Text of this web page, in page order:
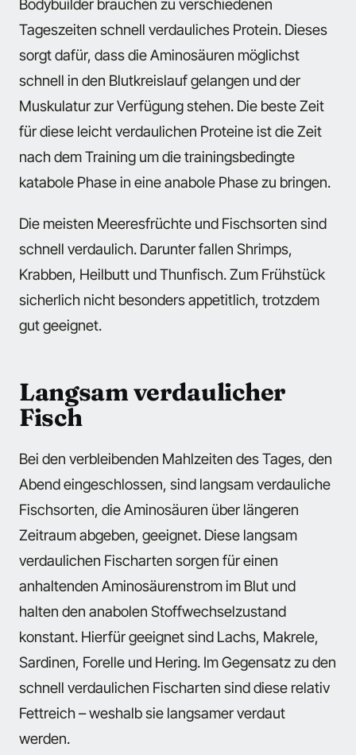
Bodybuilder brauchen zu verschiedenen
Tageszeiten schnell verdauliches Protein. Dieses
sorgt dafür, dass die Aminosäuren möglichst
schnell in den Blutkreislauf gelangen und der
Muskulatur zur Verfügung stehen. Die beste Zeit
für diese leicht verdaulichen Proteine ist die Zeit
nach dem Training um die trainingsbedingte
katabole Phase in eine anabole Phase zu bringen.
Die meisten Meeresfrüchte und Fischsorten sind
schnell verdaulich. Darunter fallen Shrimps,
Krabben, Heilbutt und Thunfisch. Zum Frühstück
sicherlich nicht besonders appetitlich, trotzdem
gut geeignet.
Langsam verdaulicher
Fisch
Bei den verbleibenden Mahlzeiten des Tages, den
Abend eingeschlossen, sind langsam verdauliche
Fischsorten, die Aminosäuren über längeren
Zeitraum abgeben, geeignet. Diese langsam
verdaulichen Fischarten sorgen für einen
anhaltenden Aminosäurenstrom im Blut und
halten den anabolen Stoffwechselzustand
konstant. Hierfür geeignet sind Lachs, Makrele,
Sardinen, Forelle und Hering. Im Gegensatz zu den
schnell verdaulichen Fischarten sind diese relativ
Fettreich – weshalb sie langsamer verdaut
werden.